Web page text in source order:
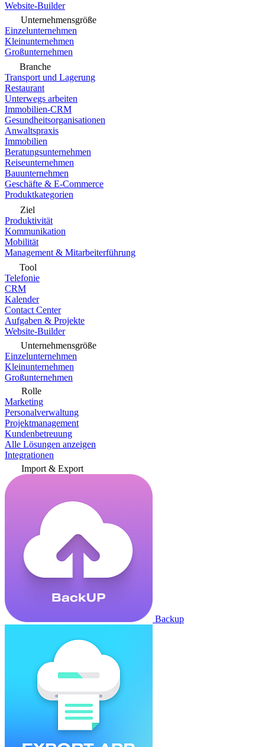
Website-Builder
Unternehmensgröße
Einzelunternehmen
Kleinunternehmen
Großunternehmen
Branche
Transport und Lagerung
Restaurant
Unterwegs arbeiten
Immobilien-CRM
Gesundheitsorganisationen
Anwaltspraxis
Immobilien
Beratungsunternehmen
Reiseunternehmen
Bauunternehmen
Geschäfte & E-Commerce
Produktkategorien
Ziel
Produktivität
Kommunikation
Mobilität
Management & Mitarbeiterführung
Tool
Telefonie
CRM
Kalender
Contact Center
Aufgaben & Projekte
Website-Builder
Unternehmensgröße
Einzelunternehmen
Kleinunternehmen
Großunternehmen
Rolle
Marketing
Personalverwaltung
Projektmanagement
Kundenbetreuung
Alle Lösungen anzeigen
Integrationen
Import & Export
Backup